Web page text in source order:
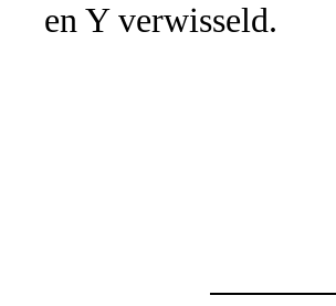
en Y verwisseld.